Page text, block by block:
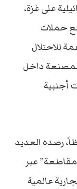
على غزة،
حملات
للاحتلال
داخل
أجنبية
رصده العديد
عبر
عالمية